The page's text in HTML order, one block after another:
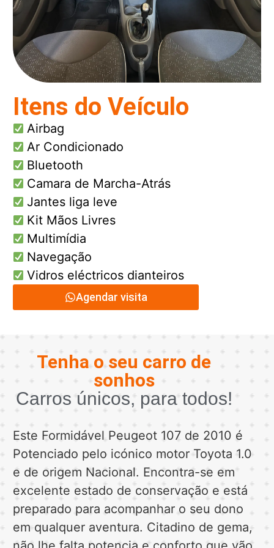
Itens do Veículo
Airbag
Ar Condicionado
Bluetooth
Camara de Marcha-Atrás
Jantes liga leve
Kit Mãos Livres
Multimídia
Navegação
Vidros eléctricos dianteiros
Agendar visita
Tenha o seu carro de
sonhos
Carros únicos, para todos!
Este Formidável Peugeot 107 de 2010 é
Potenciado pelo icónico motor Toyota 1.0
e de origem Nacional. Encontra-se em
excelente estado de conservação e está
preparado para acompanhar o seu dono
em qualquer aventura. Citadino de gema,